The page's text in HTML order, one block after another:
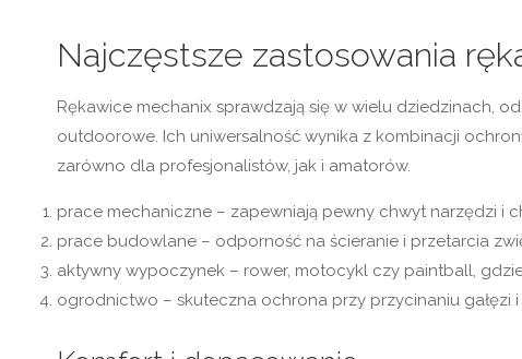
Najczęstsze zastosowania
Rękawice mechanix sprawdzają się w wielu dziedzinach,
outdoorowe. Ich uniwersalność wynika z kombinacji
zarówno dla profesjonalistów, jak i amatorów.
prace mechaniczne – zapewniają pewny chwyt narzędzi i
prace budowlane – odporność na ścieranie i przetarcia
aktywny wypoczynek – rower, motocykl czy paintball,
ogrodnictwo – skuteczna ochrona przy przycinaniu gałęzi i